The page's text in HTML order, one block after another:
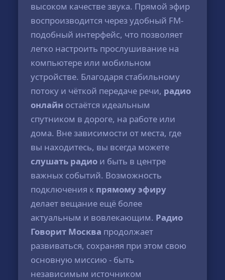
высоком качестве звука. Прямой эфир
воспроизводится через удобный FM-
подобный интерфейс, что позволяет
легко настроить прослушивание на
компьютере или мобильном
устройстве. Благодаря стабильному
потоку и чёткой передаче речи, радио
онлайн остаётся идеальным
спутником в дороге, на работе или
дома. Вне зависимости от места, где
вы находитесь, вы всегда можете
слушать радио и быть в центре
важных событий. Возможность
подключения к прямому эфиру
делает вещание ещё более
актуальным и вовлекающим. Радио
Говорит Москва продолжает
развиваться, сохраняя при этом свою
основную миссию - быть
независимым источником